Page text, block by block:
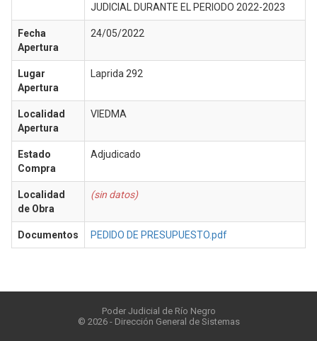
JUDICIAL DURANTE EL PERIODO 2022-2023
Fecha
Apertura
24/05/2022
Lugar
Apertura
Laprida 292
Localidad
Apertura
VIEDMA
Estado
Compra
Adjudicado
Localidad
de Obra
(sin datos)
Documentos PEDIDO DE PRESUPUESTO.pdf